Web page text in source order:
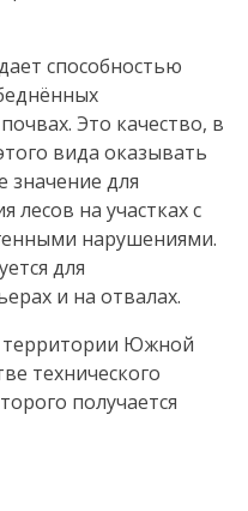
способностью
Это качество, в
вида оказывать
значение для
лесов на участках с
нарушениями.
для
и на отвалах.
территории Южной
технического
получается